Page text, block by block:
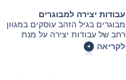
עבודות יצירה למבוגרים
מבוגרים בגיל הזהב עוסקים במגוון
רחב של עבודות יצירה על מנת
לפתח יכולות מוטוריות, קוגניטיביות
ורגשיות. העבודות נבחרות בקפידה
לקריאה